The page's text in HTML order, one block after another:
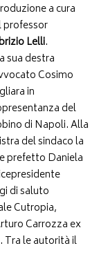
a cura
professor
Lelli.
sua destra
Cosimo
in
del
di Napoli. Alla
del sindaco la
prefetto Daniela
di saluto
Cutropia,
Carrozza ex
Tra le autorità il